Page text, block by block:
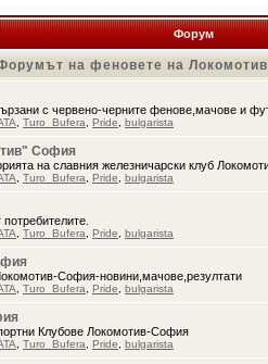
Форум
на феновете на
с червено-черните фенове,мачове и
Turo_Bufera Pride bulgarista
София
на славния железничарски клуб
Turo_Bufera Pride bulgarista
Turo_Bufera Pride bulgarista
София-новини,мачове,резултати
Turo_Bufera Pride bulgarista
Клубове Локомотив-София
Turo_Bufera Pride bulgarista